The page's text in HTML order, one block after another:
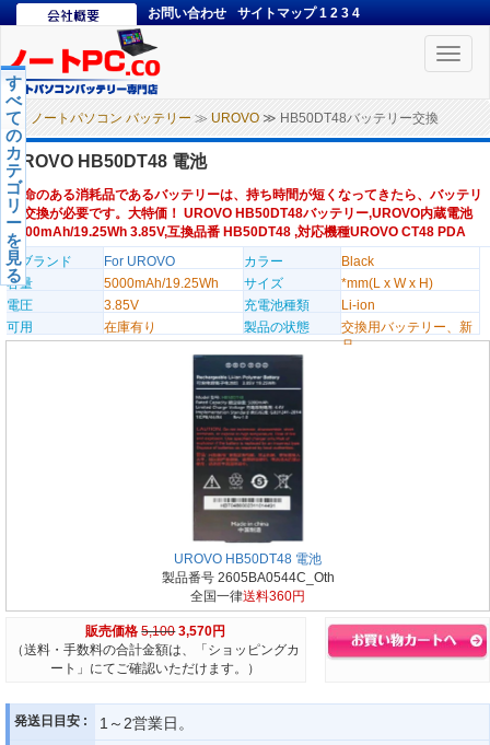
お問い合わせ サイトマップ 1 2 3 4
Toggle
ノートパソコン バッテリー ≫ UROVO ≫ HB50DT48バッテリー交換
す
べ
て
の
カ
テ
ゴ
リ
ー
を
見
る
UROVO HB50DT48 電池
寿命のある消耗品であるバッテリーは、持ち時間が短くなってきたら、バッテリ
ー交換が必要です。大特価！ UROVO HB50DT48バッテリー,UROVO内蔵電池
5000mAh/19.25Wh 3.85V,互換品番 HB50DT48 ,対応機種UROVO CT48 PDA
のブランド
For UROVO カラー
Black
容量
5000mAh/19.25Wh サイズ
*mm(L x W x H)
電圧
3.85V 充電池種類
Li-ion
可用
在庫有り 製品の状態
交換用バッテリー、新
品
UROVO HB50DT48 電池
製品番号 2605BA0544C_Oth
全国一律送料360円
販売価格 5,100 3,570円
（送料・手数料の合計金額は、「ショッピングカ
ート」にてご確認いただけます。）
発送日目安 : 1～2営業日。